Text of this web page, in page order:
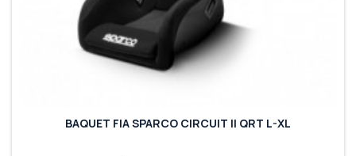
BAQUET FIA SPARCO CIRCUIT II QRT L-XL